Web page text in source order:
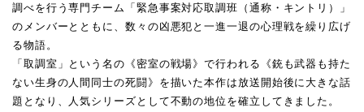
調べを行う専門チーム「緊急事案対応取調班（通称・キントリ）」
のメンバーとともに、数々の凶悪犯と一進一退の心理戦を繰り広げ
る物語。
「取調室」という名の《密室の戦場》で行われる《銃も武器も持た
ない生身の人間同士の死闘》を描いた本作は放送開始後に大きな話
題となり、人気シリーズとして不動の地位を確立してきました。